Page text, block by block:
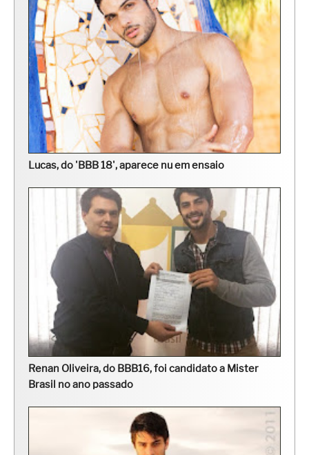
Lucas, do 'BBB 18', aparece nu em ensaio
Renan Oliveira, do BBB16, foi candidato a Mister
Brasil no ano passado